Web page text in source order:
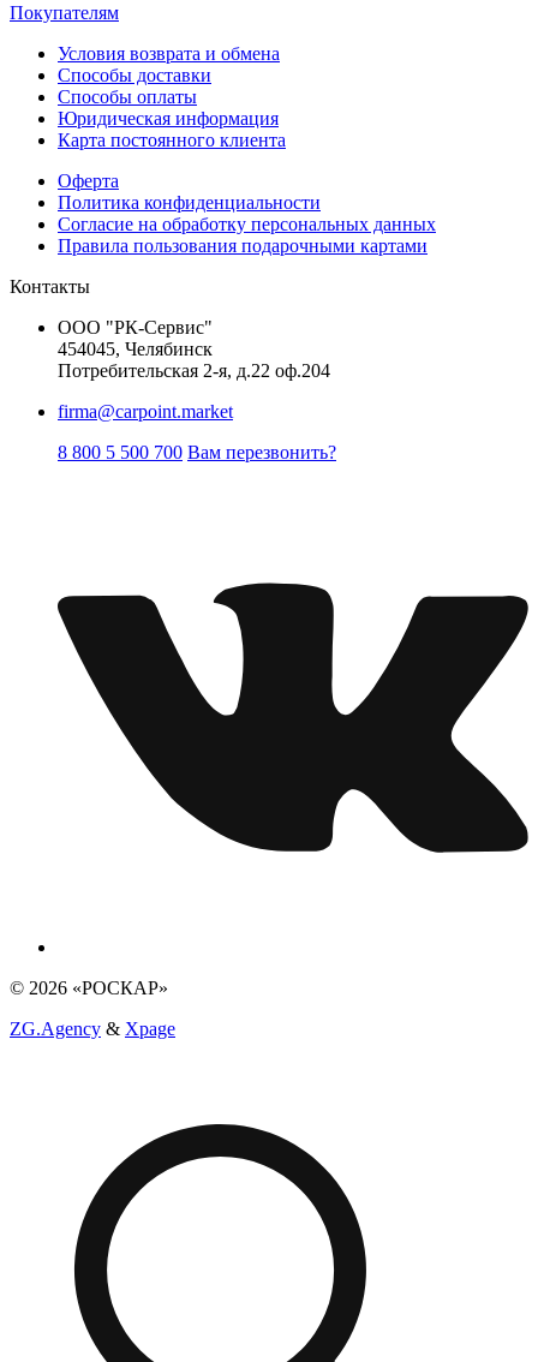
Покупателям
Условия возврата и обмена
Способы доставки
Способы оплаты
Юридическая информация
Карта постоянного клиента
Оферта
Политика конфиденциальности
Согласие на обработку персональных данных
Правила пользования подарочными картами
Контакты
ООО "РК-Сервис"
454045, Челябинск
Потребительская 2-я, д.22 оф.204
firma@carpoint.market
8 800 5 500 700 Вам перезвонить?
© 2026 «РОСКАР»
ZG.Agency & Xpage